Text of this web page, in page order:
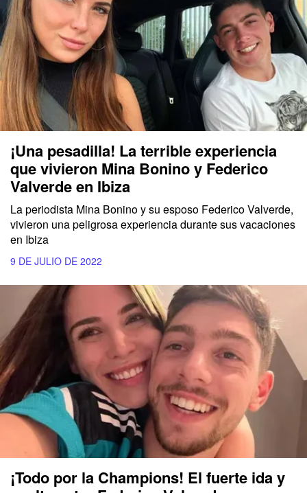
¡Una pesadilla! La terrible experiencia
que vivieron Mina Bonino y Federico
Valverde en Ibiza
La periodista Mina Bonino y su esposo Federico Valverde,
vivieron una peligrosa experiencia durante sus vacaciones
en Ibiza
9 DE JULIO DE 2022
¡Todo por la Champions! El fuerte ida y